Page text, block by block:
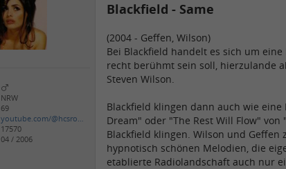
NRW
69
youtube.com/@hcsro…
17570
04 / 2006
Blackfield - Same
(2004 - Geffen, Wilson)
Bei Blackfield handelt es sich um
recht berühmt sein soll, hierzulande
Steven Wilson.
Blackfield klingen dann auch wie
Dream" oder "The Rest Will Flow"
Blackfield klingen. Wilson und
hypnotisch schönen Melodien, die
etablierte Radiolandschaft auch nur